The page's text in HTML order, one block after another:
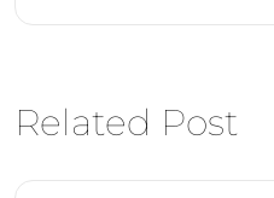
Related Post